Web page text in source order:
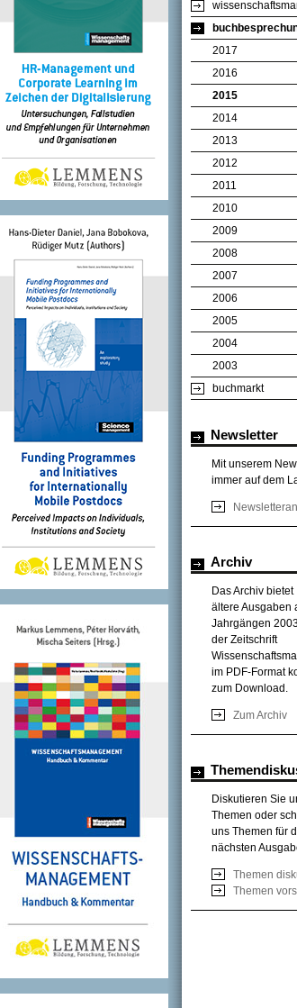
2017
2016
2015
2014
2013
2012
2011
2010
2009
2008
2007
2006
2005
2004
2003
buchmarkt
Newsletter
Mit unserem
immer auf dem
Archiv
Das Archiv bietet
ältere Ausgaben
Jahrgängen
der Zeitschrift
im PDF-Format
zum Download.
Zum Archiv
Diskutieren Sie
Themen oder
uns Themen für
nächsten
Themen
Themen